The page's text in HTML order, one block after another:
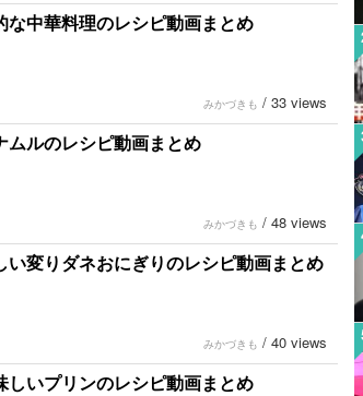
な中華料理のレシピ動画まとめ
みかづきも / 33 views
ムルのレシピ動画まとめ
みかづきも / 48 views
い変りダネおにぎりのレシピ動画まとめ
みかづきも / 40 views
しいプリンのレシピ動画まとめ